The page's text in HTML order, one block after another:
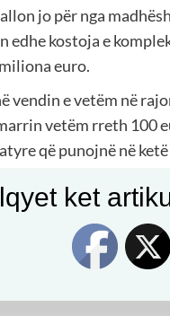
jo për nga
edhe kostoja e
euro.
vendin e vetëm në
vetëm rreth 100
që punojnë në
ekziston një
e qindra sosh
(permendoreve)
ket